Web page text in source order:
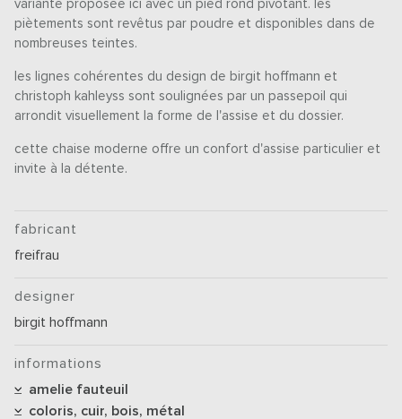
variante proposée ici avec un pied rond pivotant. les
piètements sont revêtus par poudre et disponibles dans de
nombreuses teintes.
les lignes cohérentes du design de birgit hoffmann et
christoph kahleyss sont soulignées par un passepoil qui
arrondit visuellement la forme de l'assise et du dossier.
cette chaise moderne offre un confort d'assise particulier et
invite à la détente.
fabricant
freifrau
designer
birgit hoffmann
informations
amelie fauteuil
coloris, cuir, bois, métal